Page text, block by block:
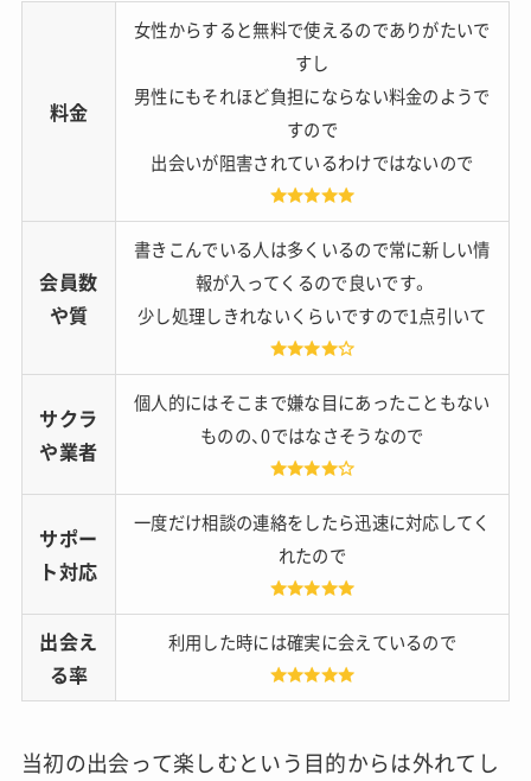
料金
女性からすると無料で使えるのでありがたいで
すし
男性にもそれほど負担にならない料金のようで
すので
出会いが阻害されているわけではないので
会員数
や質
書きこんでいる人は多くいるので常に新しい情
報が入ってくるので良いです。
少し処理しきれないくらいですので1点引いて
サクラ
や業者
個人的にはそこまで嫌な目にあったこともない
ものの、0ではなさそうなので
サポー
ト対応
一度だけ相談の連絡をしたら迅速に対応してく
れたので
出会え
る率
利用した時には確実に会えているので
当初の出会って楽しむという目的からは外れてし